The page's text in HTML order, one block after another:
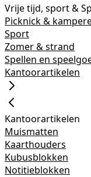
Vrije tijd, sport &
Picknick &
Sport
Zomer & strand
Spellen en
Kantoorartikelen
Kantoorartikelen
Muismatten
Kaarthouders
Kubusblokken
Notitieblokken